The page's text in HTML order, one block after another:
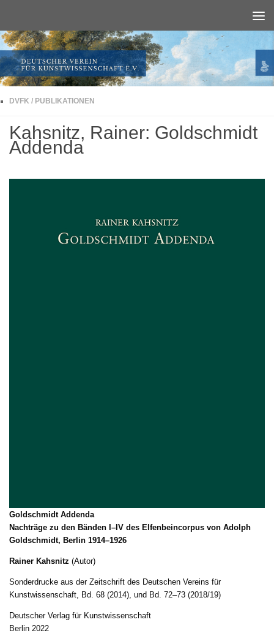
DVFK / PUBLIKATIONEN
Kahsnitz, Rainer: Goldschmidt
Addenda
Goldschmidt Addenda
Nachträge zu den Bänden I–IV des Elfenbeincorpus von Adolph
Goldschmidt, Berlin 1914–1926
Rainer Kahsnitz (Autor)
Sonderdrucke aus der Zeitschrift des Deutschen Vereins für
Kunstwissenschaft, Bd. 68 (2014), und Bd. 72–73 (2018/19)
Deutscher Verlag für Kunstwissenschaft
Berlin 2022